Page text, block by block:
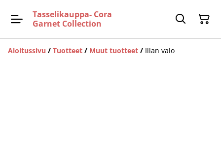
Tasselikauppa- Cora
Garnet Collection
Aloitussivu / Tuotteet / Muut tuotteet / Illan valo